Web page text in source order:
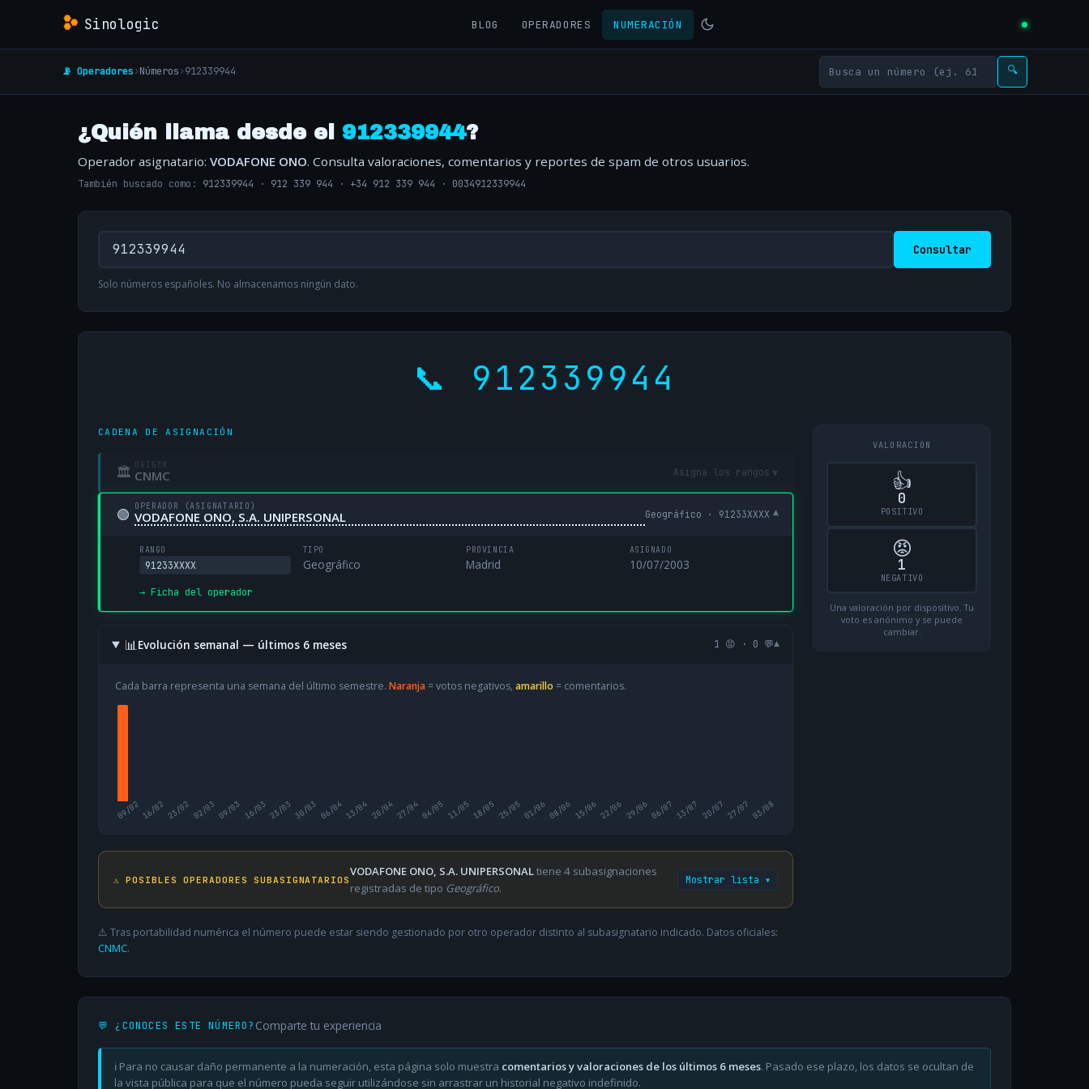
Sinologic BLOG OPERADORES NUMERACIÓN
📡 Operadores›Números›912339944 🔍
¿Quién llama desde el 912339944?
Operador asignatario: VODAFONE ONO. Consulta valoraciones, comentarios y reportes de spam de otros usuarios.
También buscado como: 912339944 · 912 339 944 · +34 912 339 944 · 0034912339944
Consultar
Solo números españoles. No almacenamos ningún dato.
📞 912339944
CADENA DE ASIGNACIÓN
🏛 ORIGEN
CNMC Asigna los rangos ▾
🟢 OPERADOR (ASIGNATARIO)
VODAFONE ONO, S.A. UNIPERSONAL Geográfico · 91233XXXX ▾
RANGO
91233XXXX
TIPO
Geográfico
PROVINCIA
Madrid
ASIGNADO
10/07/2003
→ Ficha del operador
📊Evolución semanal — últimos 6 meses 1 😡 · 0 💬▾
Cada barra representa una semana del último semestre. Naranja= votos negativos, amarillo = comentarios.
09/0216/0223/02 02/03 09/03 16/03 23/03 30/03 06/0413/04 20/0427/0404/05 11/0518/05 25/0501/0608/06 15/0622/06 29/0606/07 13/07 20/07 27/07 03/08
⚠️ POSIBLES OPERADORES SUBASIGNATARIOS
VODAFONE ONO, S.A. UNIPERSONALtiene 4 subasignaciones
registradas de tipo Geográfico.
Mostrar lista ▾
⚠️ Tras portabilidad numérica el número puede estar siendo gestionado por otro operador distinto al subasignatario indicado. Datos oficiales:
CNMC.
VALORACIÓN
👍
0
POSITIVO
😡
1
NEGATIVO
Una valoración por dispositivo. Tu
voto es anónimo y se puede
cambiar.
💬 ¿CONOCES ESTE NÚMERO? Comparte tu experiencia
ℹ️ Para no causar daño permanente a la numeración, esta página solo muestra comentarios y valoraciones de los últimos 6 meses. Pasado ese plazo, los datos se ocultan de
la vista pública para que el número pueda seguir utilizándose sin arrastrar un historial negativo indefinido.